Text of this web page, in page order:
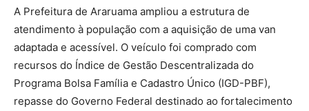
A Prefeitura de Araruama ampliou a estrutura de
atendimento à população com a aquisição de uma van
adaptada e acessível. O veículo foi comprado com
recursos do Índice de Gestão Descentralizada do
Programa Bolsa Família e Cadastro Único (IGD-PBF),
repasse do Governo Federal destinado ao fortalecimento